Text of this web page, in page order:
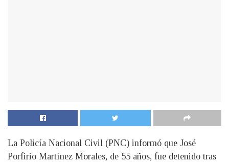
La Policía Nacional Civil (PNC) informó que José
Porfirio Martínez Morales, de 55 años, fue detenido tras